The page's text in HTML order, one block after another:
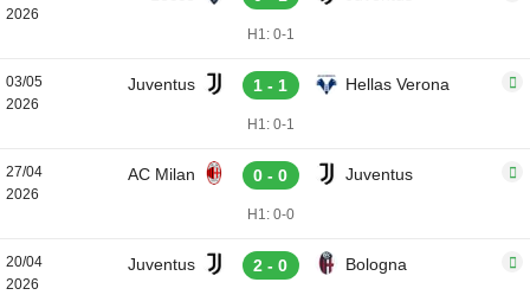
2026
H1: 0-1
03/05
2026
Juventus 1 - 1 Hellas Verona
H1: 0-1
27/04
2026
AC Milan 0 - 0 Juventus
H1: 0-0
20/04
2026
Juventus 2 - 0 Bologna